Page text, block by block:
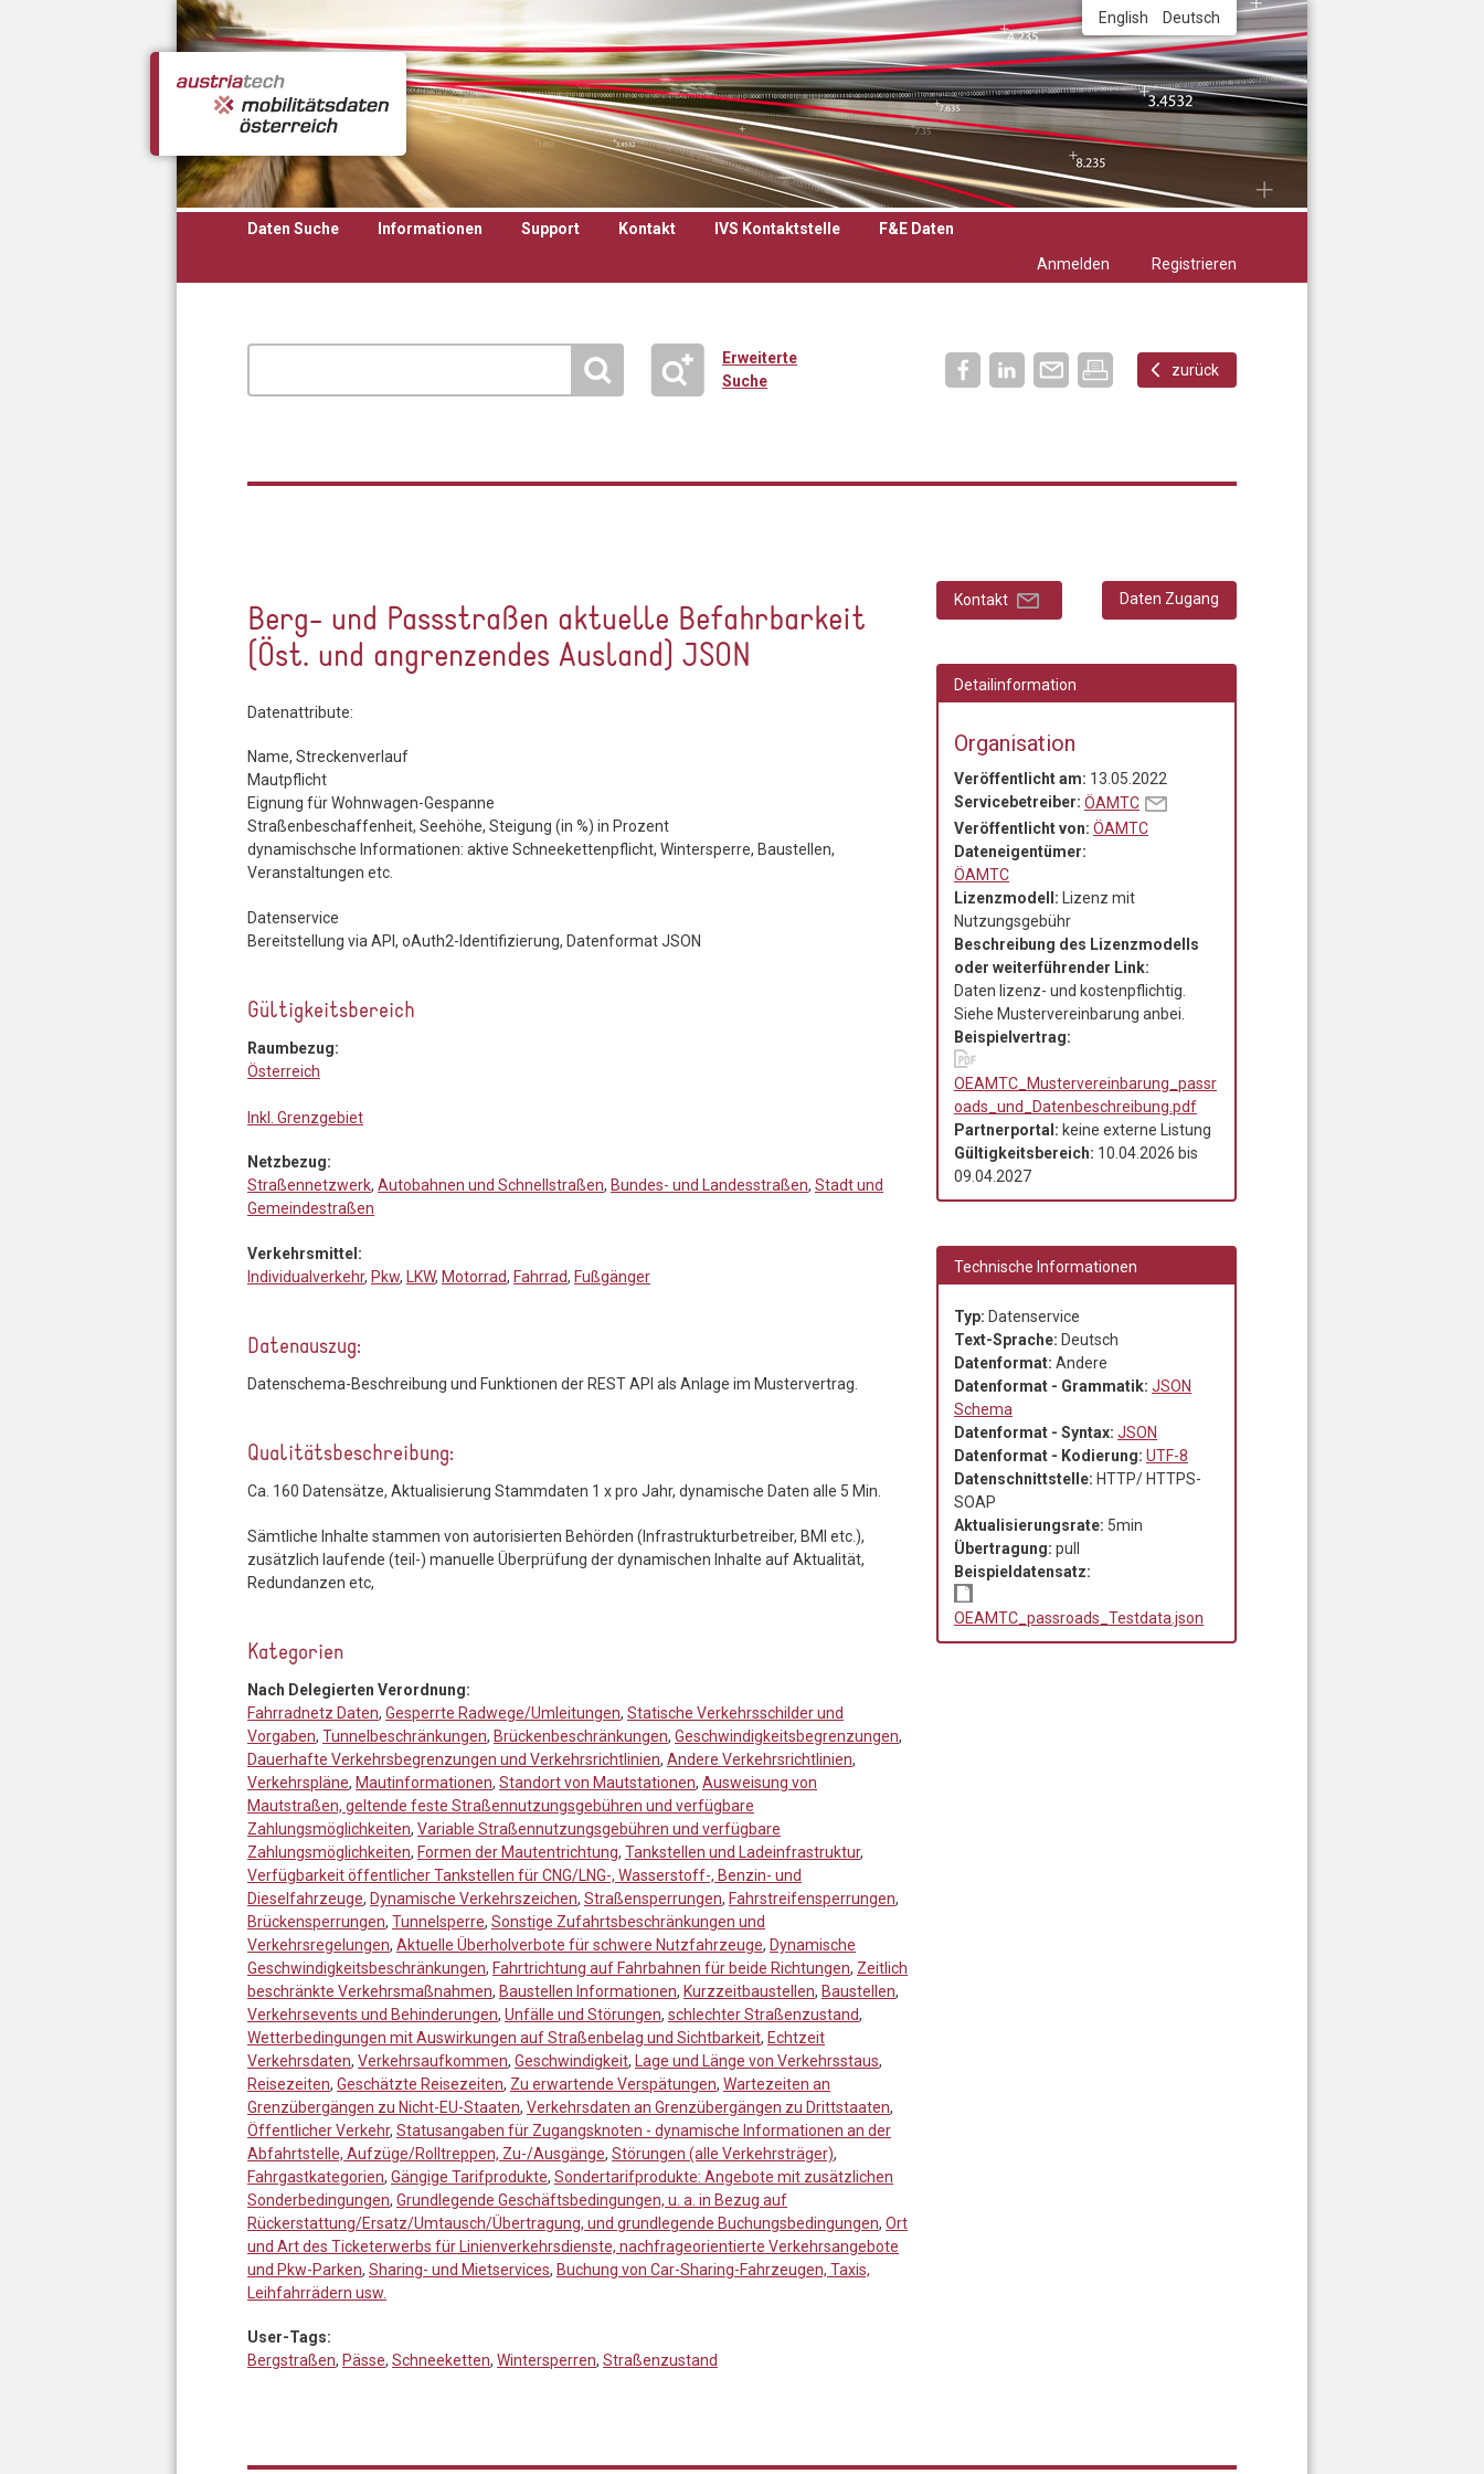
English Deutsch
Daten Suche Informationen Support Kontakt IVS Kontaktstelle
F&E Daten
Anmelden
Registrieren
Erweiterte
Suche
zurück
Berg- und Passstraßen aktuelle Befahrbarkeit
(Öst. und angrenzendes Ausland) JSON
Datenattribute:
Name, Streckenverlauf
Mautpflicht
Eignung für Wohnwagen-Gespanne
Straßenbeschaffenheit, Seehöhe, Steigung (in %) in Prozent
dynamischsche Informationen: aktive Schneekettenpflicht, Wintersperre, Baustellen,
Veranstaltungen etc.
Datenservice
Bereitstellung via API, oAuth2-Identifizierung, Datenformat JSON
Gültigkeitsbereich
Raumbezug:
Österreich
Inkl. Grenzgebiet
Netzbezug:
Straßennetzwerk, Autobahnen und Schnellstraßen, Bundes- und Landesstraßen, Stadt und
Gemeindestraßen
Verkehrsmittel:
Individualverkehr, Pkw, LKW, Motorrad, Fahrrad, Fußgänger
Datenauszug:
Datenschema-Beschreibung und Funktionen der REST API als Anlage im Mustervertrag.
Qualitätsbeschreibung:
Ca. 160 Datensätze, Aktualisierung Stammdaten 1 x pro Jahr, dynamische Daten alle 5 Min.
Sämtliche Inhalte stammen von autorisierten Behörden (Infrastrukturbetreiber, BMI etc.),
zusätzlich laufende (teil-) manuelle Überprüfung der dynamischen Inhalte auf Aktualität,
Redundanzen etc,
Kategorien
Nach Delegierten Verordnung:
Fahrradnetz Daten, Gesperrte Radwege/Umleitungen, Statische Verkehrsschilder und
Vorgaben, Tunnelbeschränkungen, Brückenbeschränkungen, Geschwindigkeitsbegrenzungen,
Dauerhafte Verkehrsbegrenzungen und Verkehrsrichtlinien, Andere Verkehrsrichtlinien,
Verkehrspläne, Mautinformationen, Standort von Mautstationen, Ausweisung von
Mautstraßen, geltende feste Straßennutzungsgebühren und verfügbare
Zahlungsmöglichkeiten, Variable Straßennutzungsgebühren und verfügbare
Zahlungsmöglichkeiten, Formen der Mautentrichtung, Tankstellen und Ladeinfrastruktur,
Verfügbarkeit öffentlicher Tankstellen für CNG/LNG-, Wasserstoff-, Benzin- und
Dieselfahrzeuge, Dynamische Verkehrszeichen, Straßensperrungen, Fahrstreifensperrungen,
Brückensperrungen, Tunnelsperre, Sonstige Zufahrtsbeschränkungen und
Verkehrsregelungen, Aktuelle Überholverbote für schwere Nutzfahrzeuge, Dynamische
Geschwindigkeitsbeschränkungen, Fahrtrichtung auf Fahrbahnen für beide Richtungen, Zeitlich
beschränkte Verkehrsmaßnahmen, Baustellen Informationen, Kurzzeitbaustellen, Baustellen,
Verkehrsevents und Behinderungen, Unfälle und Störungen, schlechter Straßenzustand,
Wetterbedingungen mit Auswirkungen auf Straßenbelag und Sichtbarkeit, Echtzeit
Verkehrsdaten, Verkehrsaufkommen, Geschwindigkeit, Lage und Länge von Verkehrsstaus,
Reisezeiten, Geschätzte Reisezeiten, Zu erwartende Verspätungen, Wartezeiten an
Grenzübergängen zu Nicht-EU-Staaten, Verkehrsdaten an Grenzübergängen zu Drittstaaten,
Öffentlicher Verkehr, Statusangaben für Zugangsknoten - dynamische Informationen an der
Abfahrtstelle, Aufzüge/Rolltreppen, Zu-/Ausgänge, Störungen (alle Verkehrsträger),
Fahrgastkategorien, Gängige Tarifprodukte, Sondertarifprodukte: Angebote mit zusätzlichen
Sonderbedingungen, Grundlegende Geschäftsbedingungen, u. a. in Bezug auf
Rückerstattung/Ersatz/Umtausch/Übertragung, und grundlegende Buchungsbedingungen, Ort
und Art des Ticketerwerbs für Linienverkehrsdienste, nachfrageorientierte Verkehrsangebote
und Pkw-Parken, Sharing- und Mietservices, Buchung von Car-Sharing-Fahrzeugen, Taxis,
Leihfahrrädern usw.
User-Tags:
Bergstraßen, Pässe, Schneeketten, Wintersperren, Straßenzustand
Kontakt Daten Zugang
Detailinformation
Organisation
Veröffentlicht am: 13.05.2022
Servicebetreiber:ÖAMTC
Veröffentlicht von:ÖAMTC
Dateneigentümer:
ÖAMTC
Lizenzmodell:Lizenz mit
Nutzungsgebühr
Beschreibung des Lizenzmodells
oder weiterführender Link:
Daten lizenz- und kostenpflichtig.
Siehe Mustervereinbarung anbei.
Beispielvertrag:
OEAMTC_Mustervereinbarung_passr
oads_und_Datenbeschreibung.pdf
Partnerportal:keine externe Listung
Gültigkeitsbereich: 10.04.2026 bis
09.04.2027
Technische Informationen
Typ:Datenservice
Text-Sprache:Deutsch
Datenformat:Andere
Datenformat - Grammatik:JSON
Schema
Datenformat - Syntax:JSON
Datenformat - Kodierung:UTF-8
Datenschnittstelle:HTTP/ HTTPS-
SOAP
Aktualisierungsrate: 5min
Übertragung:pull
Beispieldatensatz:
OEAMTC_passroads_Testdata.json